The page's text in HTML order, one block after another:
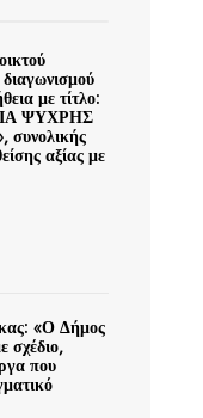
με τίτλο:
ΨΥΧΡΗΣ
αξίας με
«Ο Δήμος
σχέδιο,
που